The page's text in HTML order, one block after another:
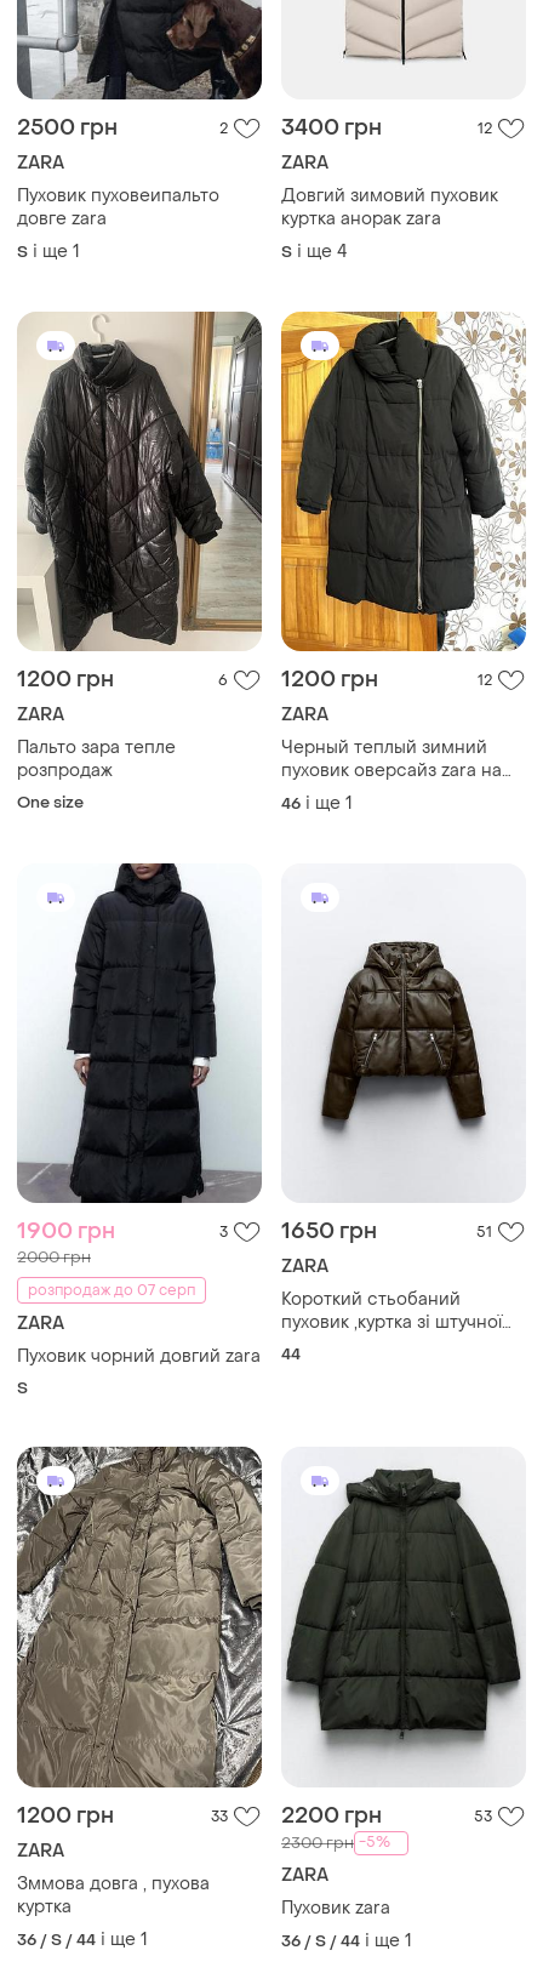
2500 грн 2
ZARA
Пуховик пуховеипальто
довге zara
S і ще 1
3400 грн 12
ZARA
Довгий зимовий пуховик
куртка анорак zara
S і ще 4
1200 грн 6
ZARA
Пальто зара тепле
розпродаж
One size
1200 грн 12
ZARA
Черный теплый зимний
пуховик оверсайз zara на
молнии с карманами
46 і ще 1
1900 грн 3
2000 грн
розпродаж до 07 серп
ZARA
Пуховик чорний довгий zara
S
1650 грн 51
ZARA
Короткий стьобаний
пуховик ,куртка зі штучної
шкіри zara
44
1200 грн 33
ZARA
Зммова довга , пухова
куртка
36 / S / 44 і ще 1
2200 грн 53
2300 грн -5%
ZARA
Пуховик zara
36 / S / 44 і ще 1